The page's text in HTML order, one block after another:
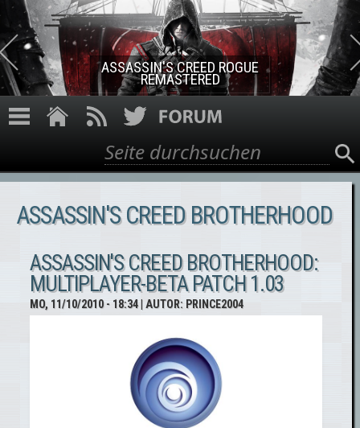
Direkt zum Inhalt
ASSASSIN'S CREED ROGUE
REMASTERED
Suchformular
Suche
ASSASSIN'S CREED BROTHERHOOD
ASSASSIN'S CREED BROTHERHOOD:
MULTIPLAYER-BETA PATCH 1.03
MO, 11/10/2010 - 18:34| AUTOR: PRINCE2004